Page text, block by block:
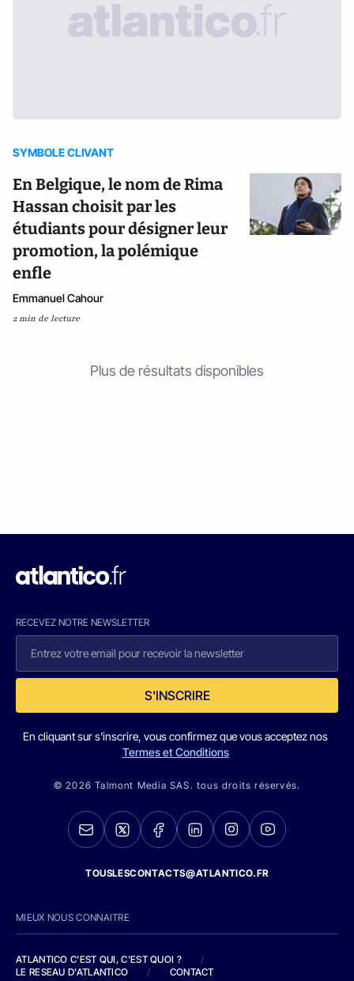
SYMBOLE CLIVANT
En Belgique, le nom de Rima
Hassan choisit par les
étudiants pour désigner leur
promotion, la polémique
enfle
Emmanuel Cahour
2 min de lecture
Plus de résultats disponibles
RECEVEZ NOTRE NEWSLETTER
S'INSCRIRE
En cliquant sur s'inscrire, vous confirmez que vous acceptez nos
Termes et Conditions
© 2026 Talmont Media SAS. tous droits réservés.
TOUSLESCONTACTS@ATLANTICO.FR
MIEUX NOUS CONNAITRE
ATLANTICO C'EST QUI, C'EST QUOI ?
/
LE RESEAU D'ATLANTICO
/ CONTACT